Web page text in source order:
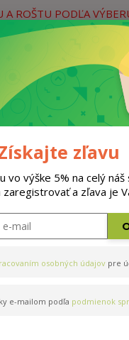
A ROŠTU PODĽA
Neviete si
zľavu
vo výške 5% na celý
zaregistrovať a zľava je
osobných údajov pre
e-mailom podľa podmienok